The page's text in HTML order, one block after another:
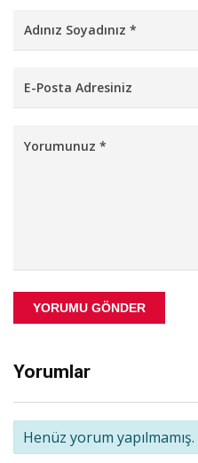
YORUMU GÖNDER
Yorumlar
Henüz yorum yapılmamış.